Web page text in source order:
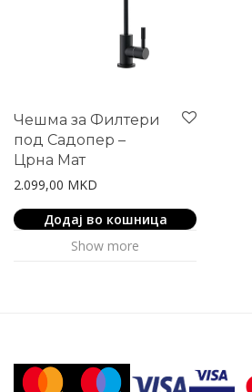
Чешма за Филтери
под Садопер –
Црна Мат
2.099,00 MKD
Додај во кошница
Show more